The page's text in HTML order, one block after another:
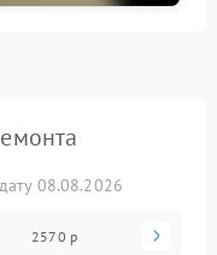
08.08.2026
2570 р